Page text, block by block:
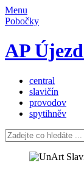
Menu
Pobočky
AP
central
slavičín
provodov
spytihněv